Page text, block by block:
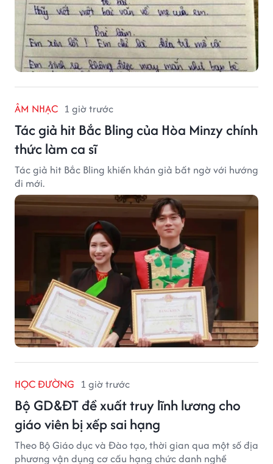
ÂM NHẠC 1 giờ trước
Tác giả hit Bắc Bling của Hòa Minzy chính
thức làm ca sĩ
Tác giả hit Bắc Bling khiến khán giả bất ngờ với hướng
đi mới.
HỌC ĐƯỜNG 1 giờ trước
Bộ GD&ĐT đề xuất truy lĩnh lương cho
giáo viên bị xếp sai hạng
Theo Bộ Giáo dục và Đào tạo, thời gian qua một số địa
phương vận dụng cơ cấu hạng chức danh nghề